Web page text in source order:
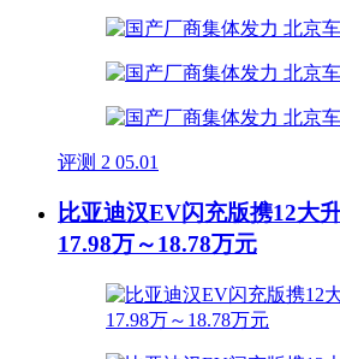
评测 2 05.01
比亚迪汉EV闪充版携12大
17.98万～18.78万元